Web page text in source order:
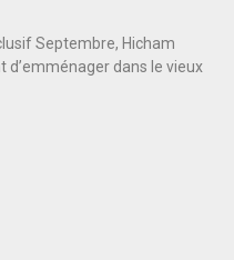
Septembre, Hicham
d’emménager dans le vieux